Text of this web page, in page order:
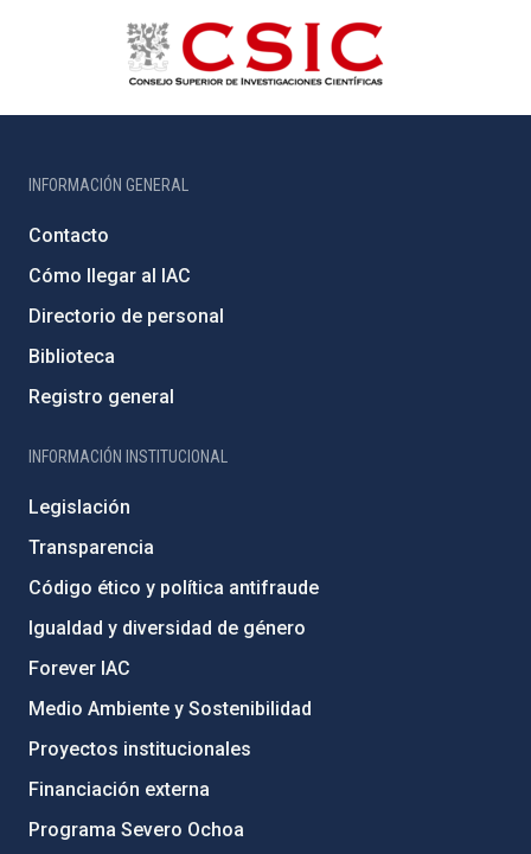
INFORMACIÓN GENERAL
Contacto
Cómo llegar al IAC
Directorio de personal
Biblioteca
Registro general
INFORMACIÓN INSTITUCIONAL
Legislación
Transparencia
Código ético y política antifraude
Igualdad y diversidad de género
Forever IAC
Medio Ambiente y Sostenibilidad
Proyectos institucionales
Financiación externa
Programa Severo Ochoa